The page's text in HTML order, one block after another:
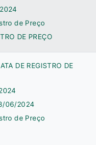
de Preço
DE PREÇO
DE REGISTRO DE
06/2024
de Preço